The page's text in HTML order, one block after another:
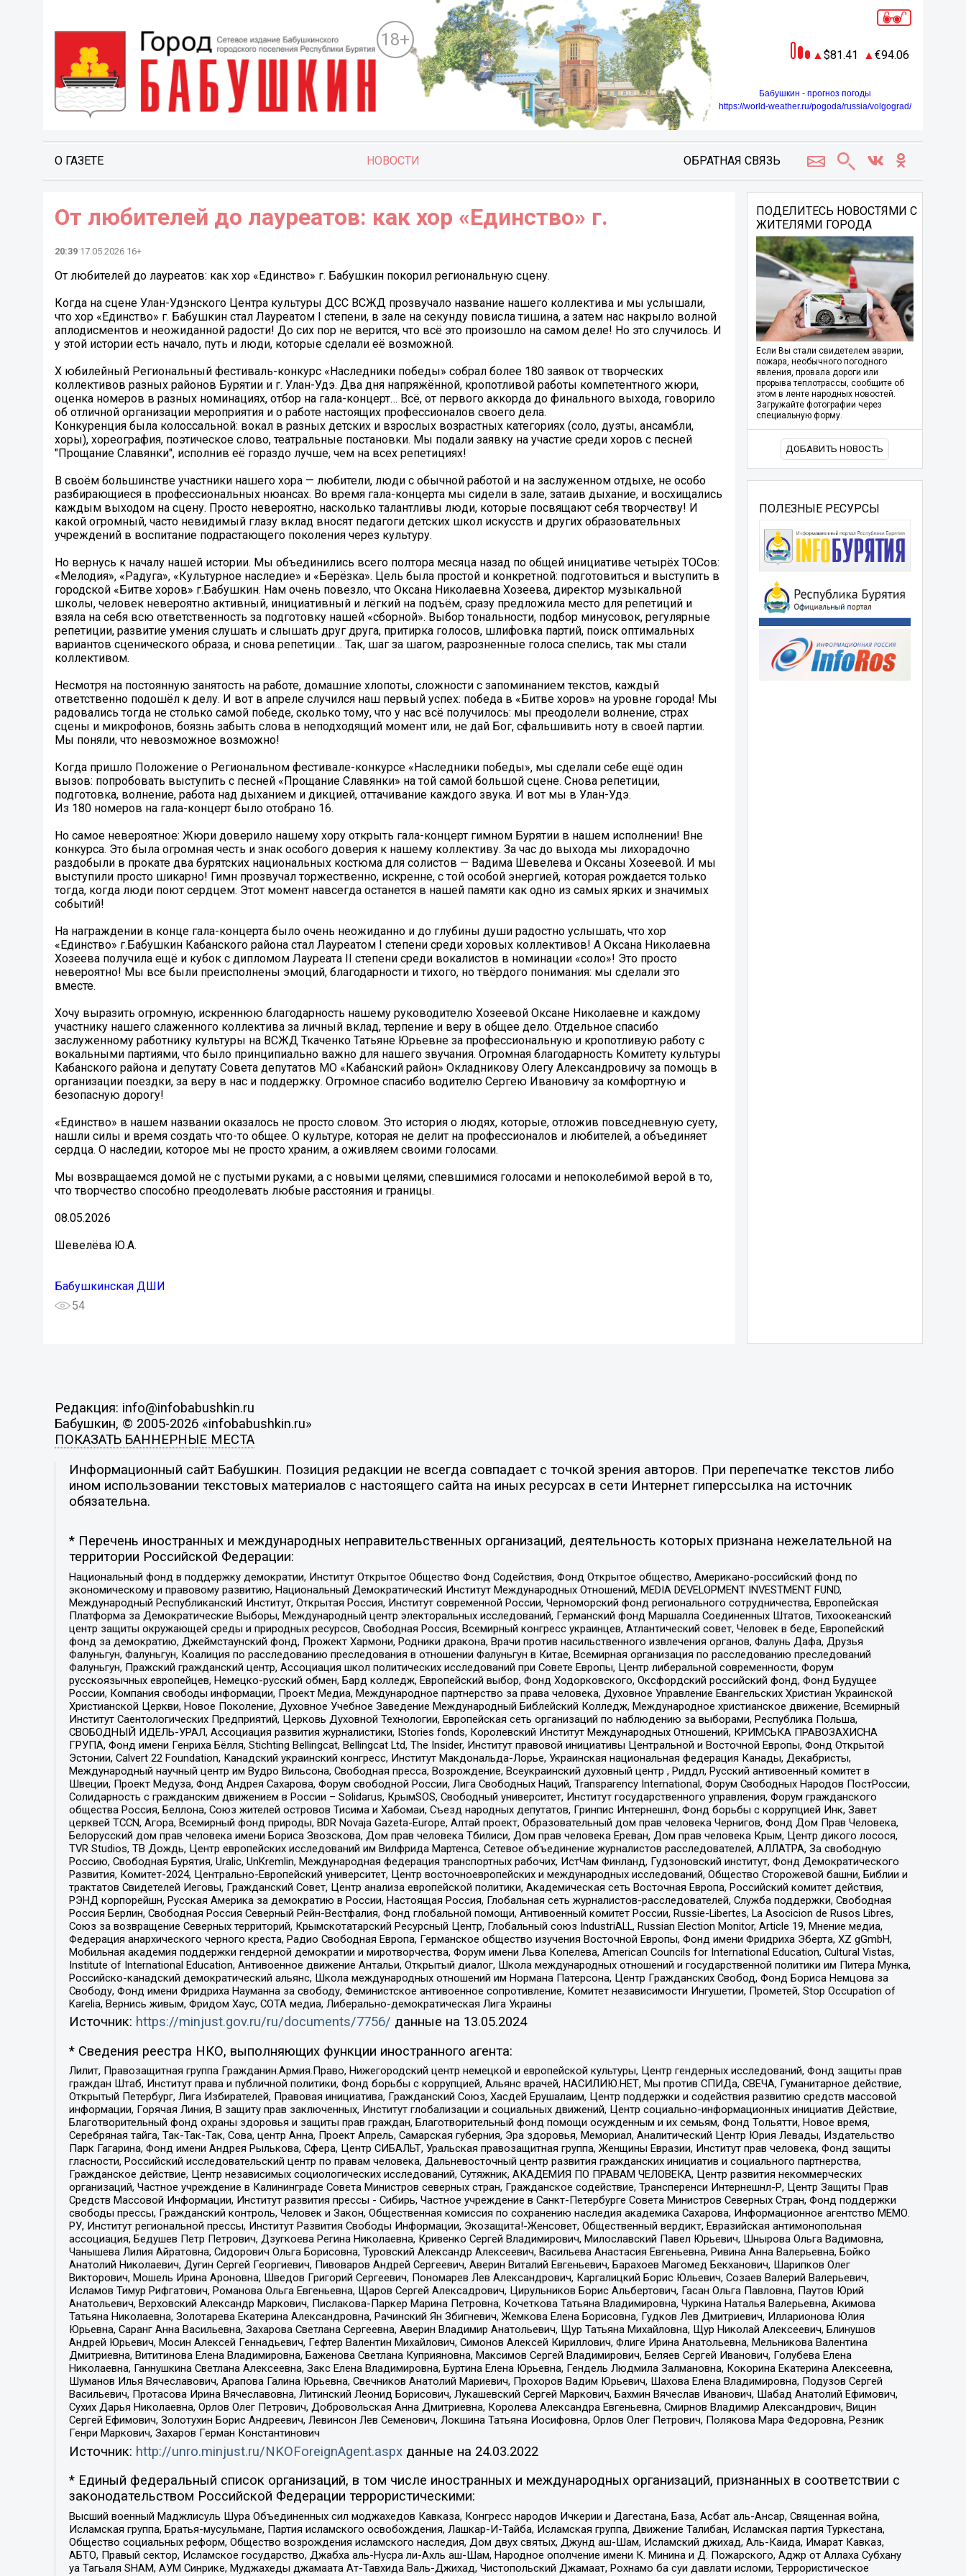
18+
81.41 94.06
Бабушкин - прогноз погоды
https://world-weather.ru/pogoda/russia/volgograd/
О ГАЗЕТЕ НОВОСТИ ОБРАТНАЯ СВЯЗЬ
От любителей до лауреатов: как хор «Единство» г.
20:39 17.05.2026 16+
От любителей до лауреатов: как хор «Единство» г. Бабушкин покорил региональную сцену.
Когда на сцене Улан-Удэнского Центра культуры ДСС ВСЖД прозвучало название нашего коллектива и мы услышали,
что хор «Единство» г. Бабушкин стал Лауреатом I степени, в зале на секунду повисла тишина, а затем нас накрыло волной
аплодисментов и неожиданной радости! До сих пор не верится, что всё это произошло на самом деле! Но это случилось. И
у этой истории есть начало, путь и люди, которые сделали её возможной.
X юбилейный Региональный фестиваль-конкурс «Наследники победы» собрал более 180 заявок от творческих
коллективов разных районов Бурятии и г. Улан-Удэ. Два дня напряжённой, кропотливой работы компетентного жюри,
оценка номеров в разных номинациях, отбор на гала-концерт… Всё, от первого аккорда до финального выхода, говорило
об отличной организации мероприятия и о работе настоящих профессионалов своего дела.
Конкуренция была колоссальной: вокал в разных детских и взрослых возрастных категориях (соло, дуэты, ансамбли,
хоры), хореография, поэтическое слово, театральные постановки. Мы подали заявку на участие среди хоров с песней
"Прощание Славянки", исполнив её гораздо лучше, чем на всех репетициях!
В своём большинстве участники нашего хора — любители, люди с обычной работой и на заслуженном отдыхе, не особо
разбирающиеся в профессиональных нюансах. Во время гала-концерта мы сидели в зале, затаив дыхание, и восхищались
каждым выходом на сцену. Просто невероятно, насколько талантливы люди, которые посвящают себя творчеству! И
какой огромный, часто невидимый глазу вклад вносят педагоги детских школ искусств и других образовательных
учреждений в воспитание подрастающего поколения через культуру.
Но вернусь к началу нашей истории. Мы объединились всего полтора месяца назад по общей инициативе четырёх ТОСов:
«Мелодия», «Радуга», «Культурное наследие» и «Берёзка». Цель была простой и конкретной: подготовиться и выступить в
городской «Битве хоров» г.Бабушкин. Нам очень повезло, что Оксана Николаевна Хозеева, директор музыкальной
школы, человек невероятно активный, инициативный и лёгкий на подъём, сразу предложила место для репетиций и
взяла на себя всю ответственность за подготовку нашей «сборной». Выбор тональности, подбор минусовок, регулярные
репетиции, развитие умения слушать и слышать друг друга, притирка голосов, шлифовка партий, поиск оптимальных
вариантов сценического образа, и снова репетиции… Так, шаг за шагом, разрозненные голоса спелись, так мы стали
коллективом.
Несмотря на постоянную занятость на работе, домашние хлопоты, сложности с запоминанием текстов, каждый
ответственно подошёл к делу. И вот в апреле случился наш первый успех: победа в «Битве хоров» на уровне города! Мы
радовались тогда не столько самой победе, сколько тому, что у нас всё получилось: мы преодолели волнение, страх
сцены и микрофонов, боязнь забыть слова в неподходящий момент или, не дай Бог, сфальшивить ноту в своей партии.
Мы поняли, что невозможное возможно!
Когда пришло Положение о Региональном фестивале-конкурсе «Наследники победы», мы сделали себе ещё один
вызов: попробовать выступить с песней «Прощание Славянки» на той самой большой сцене. Снова репетиции,
подготовка, волнение, работа над дыханием и дикцией, оттачивание каждого звука. И вот мы в Улан-Удэ.
Из 180 номеров на гала-концерт было отобрано 16.
Но самое невероятное: Жюри доверило нашему хору открыть гала-концерт гимном Бурятии в нашем исполнении! Вне
конкурса. Это была огромная честь и знак особого доверия к нашему коллективу. За час до выхода мы лихорадочно
раздобыли в прокате два бурятских национальных костюма для солистов — Вадима Шевелева и Оксаны Хозеевой. И мы
выступили просто шикарно! Гимн прозвучал торжественно, искренне, с той особой энергией, которая рождается только
тогда, когда люди поют сердцем. Этот момент навсегда останется в нашей памяти как одно из самых ярких и значимых
событий!
На награждении в конце гала-концерта было очень неожиданно и до глубины души радостно услышать, что хор
«Единство» г.Бабушкин Кабанского района стал Лауреатом I степени среди хоровых коллективов! А Оксана Николаевна
Хозеева получила ещё и кубок с дипломом Лауреата II степени среди вокалистов в номинации «соло»! Это просто
невероятно! Мы все были преисполнены эмоций, благодарности и тихого, но твёрдого понимания: мы сделали это
вместе.
Хочу выразить огромную, искреннюю благодарность нашему руководителю Хозеевой Оксане Николаевне и каждому
участнику нашего слаженного коллектива за личный вклад, терпение и веру в общее дело. Отдельное спасибо
заслуженному работнику культуры на ВСЖД Ткаченко Татьяне Юрьевне за профессиональную и кропотливую работу с
вокальными партиями, что было принципиально важно для нашего звучания. Огромная благодарность Комитету культуры
Кабанского района и депутату Совета депутатов МО «Кабанский район» Окладникову Олегу Александровичу за помощь в
организации поездки, за веру в нас и поддержку. Огромное спасибо водителю Сергею Ивановичу за комфортную и
безопасную дорогу!
«Единство» в нашем названии оказалось не просто словом. Это история о людях, которые, отложив повседневную суету,
нашли силы и время создать что-то общее. О культуре, которая не делит на профессионалов и любителей, а объединяет
сердца. О наследии, которое мы не просто храним, а оживляем своими голосами.
Мы возвращаемся домой не с пустыми руками, а с новыми целями, спевшимися голосами и непоколебимой верой в то,
что творчество способно преодолевать любые расстояния и границы.
08.05.2026
Шевелёва Ю.А.
Бабушкинская ДШИ
54
ПОДЕЛИТЕСЬ НОВОСТЯМИ С
ЖИТЕЛЯМИ ГОРОДА
Если Вы стали свидетелем аварии,
пожара, необычного погодного
явления, провала дороги или
прорыва теплотрассы, сообщите об
этом в ленте народных новостей.
Загружайте фотографии через
специальную форму.
ДОБАВИТЬ НОВОСТЬ
ПОЛЕЗНЫЕ РЕСУРСЫ
Редакция: info@infobabushkin.ru
Бабушкин, © 2005-2026 «infobabushkin.ru»
ПОКАЗАТЬ БАННЕРНЫЕ МЕСТА
Информационный сайт Бабушкин. Позиция редакции не всегда совпадает с точкой зрения авторов. При перепечатке текстов либо
ином использовании текстовых материалов с настоящего сайта на иных ресурсах в сети Интернет гиперссылка на источник
обязательна.
* Перечень иностранных и международных неправительственных организаций, деятельность которых признана нежелательной на
территории Российской Федерации:
Национальный фонд в поддержку демократии, Институт Открытое Общество Фонд Содействия, Фонд Открытое общество, Американо-российский фонд по
экономическому и правовому развитию, Национальный Демократический Институт Международных Отношений, MEDIA DEVELOPMENT INVESTMENT FUND,
Международный Республиканский Институт, Открытая Россия, Институт современной России, Черноморский фонд регионального сотрудничества, Европейская
Платформа за Демократические Выборы, Международный центр электоральных исследований, Германский фонд Маршалла Соединенных Штатов, Тихоокеанский
центр защиты окружающей среды и природных ресурсов, Свободная Россия, Всемирный конгресс украинцев, Атлантический совет, Человек в беде, Европейский
фонд за демократию, Джеймстаунский фонд, Прожект Хармони, Родники дракона, Врачи против насильственного извлечения органов, Фалунь Дафа, Друзья
Фалуньгун, Фалуньгун, Коалиция по расследованию преследования в отношении Фалуньгун в Китае, Всемирная организация по расследованию преследований
Фалуньгун, Пражский гражданский центр, Ассоциация школ политических исследований при Совете Европы, Центр либеральной современности, Форум
русскоязычных европейцев, Немецко-русский обмен, Бард колледж, Европейский выбор, Фонд Ходорковского, Оксфордский российский фонд, Фонд Будущее
России, Компания свободы информации, Проект Медиа, Международное партнерство за права человека, Духовное Управление Евангельских Христиан Украинской
Христианской Церкви, Новое Поколение, Духовное Учебное Заведение Международный Библейский Колледж, Международное христианское движение, Всемирный
Институт Саентологических Предприятий, Церковь Духовной Технологии, Европейская сеть организаций по наблюдению за выборами, Республика Польша,
СВОБОДНЫЙ ИДЕЛЬ-УРАЛ, Ассоциация развития журналистики, IStories fonds, Королевский Институт Международных Отношений, КРИМСЬКА ПРАВОЗАХИСНА
ГРУПА, Фонд имени Генриха Бёлля, Stichting Bellingcat, Bellingcat Ltd, The Insider, Институт правовой инициативы Центральной и Восточной Европы, Фонд Открытой
Эстонии, Calvert 22 Foundation, Канадский украинский конгресс, Институт Макдональда-Лорье, Украинская национальная федерация Канады, Декабристы,
Международный научный центр им Вудро Вильсона, Свободная пресса, Возрождение, Всеукраинский духовный центр , Риддл, Русский антивоенный комитет в
Швеции, Проект Медуза, Фонд Андрея Сахарова, Форум свободной России, Лига Свободных Наций, Transparеncy International, Форум Свободных Народов ПостРоссии,
Солидарность с гражданским движением в России – Solidarus, КрымSOS, Свободный университет, Институт государственного управления, Форум гражданского
общества Россия, Беллона, Союз жителей островов Тисима и Хабомаи, Съезд народных депутатов, Гринпис Интернешнл, Фонд борьбы с коррупцией Инк, Завет
церквей TCCN, Агора, Всемирный фонд природы, BDR Novaja Gazeta-Europe, Алтай проект, Образовательный дом прав человека Чернигов, Фонд Дом Прав Человека,
Белорусский дом прав человека имени Бориса Звозскова, Дом прав человека Тбилиси, Дом прав человека Ереван, Дом прав человека Крым, Центр дикого лосося,
TVR Studios, ТВ Дождь, Центр европейских исследований им Вилфрида Мартенса, Сетевое объединение журналистов расследователей, АЛЛАТРА, За свободную
Россию, Свободная Бурятия, Uralic, UnKremlin, Международная федерация транспортных рабочих, ИстЧам Финланд, Гудзоновский институт, Фонд Демократического
Развития, Комитет-2024, Центрально-Европейский университет, Центр восточноевропейских и международных исследований, Общество Сторожевой башни, Библии и
трактатов Свидетелей Иеговы, Гражданский Совет, Центр анализа европейской политики, Академическая сеть Восточная Европа, Российский комитет действия,
РЭНД корпорейшн, Русская Америка за демократию в России, Настоящая Россия, Глобальная сеть журналистов-расследователей, Служба поддержки, Свободная
Россия Берлин, Свободная Россия Северный Рейн-Вестфалия, Фонд глобальной помощи, Антивоенный комитет России, Russie-Libertes, La Asocicion de Rusos Libres,
Союз за возвращение Северных территорий, Крымскотатарский Ресурсный Центр, Глобальный союз IndustriALL, Russian Election Monitor, Article 19, Мнение медиа,
Федерация анархического черного креста, Радио Свободная Европа, Германское общество изучения Восточной Европы, Фонд имени Фридриха Эберта, XZ gGmbH,
Мобильная академия поддержки гендерной демократии и миротворчества, Форум имени Льва Копелева, American Councils for International Education, Cultural Vistas,
Institute of International Education, Антивоенное движение Антальи, Открытый диалог, Школа международных отношений и государственной политики им Питера Мунка,
Российско-канадский демократический альянс, Школа международных отношений им Нормана Патерсона, Центр Гражданских Свобод, Фонд Бориса Немцова за
Свободу, Фонд имени Фридриха Науманна за свободу, Феминистское антивоенное сопротивление, Комитет независимости Ингушетии, Прометей, Stop Occupation of
Karelia, Вернись живым, Фридом Хаус, СОТА медиа, Либерально-демократическая Лига Украины
Источник: https://minjust.gov.ru/ru/documents/7756/ данные на 13.05.2024
* Сведения реестра НКО, выполняющих функции иностранного агента:
Лилит, Правозащитная группа Гражданин.Армия.Право, Нижегородский центр немецкой и европейской культуры, Центр гендерных исследований, Фонд защиты прав
граждан Штаб, Институт права и публичной политики, Фонд борьбы с коррупцией, Альянс врачей, НАСИЛИЮ.НЕТ, Мы против СПИДа, СВЕЧА, Гуманитарное действие,
Открытый Петербург, Лига Избирателей, Правовая инициатива, Гражданский Союз, Хасдей Ерушалаим, Центр поддержки и содействия развитию средств массовой
информации, Горячая Линия, В защиту прав заключенных, Институт глобализации и социальных движений, Центр социально-информационных инициатив Действие,
Благотворительный фонд охраны здоровья и защиты прав граждан, Благотворительный фонд помощи осужденным и их семьям, Фонд Тольятти, Новое время,
Серебряная тайга, Так-Так-Так, Сова, центр Анна, Проект Апрель, Самарская губерния, Эра здоровья, Мемориал, Аналитический Центр Юрия Левады, Издательство
Парк Гагарина, Фонд имени Андрея Рылькова, Сфера, Центр СИБАЛЬТ, Уральская правозащитная группа, Женщины Евразии, Институт прав человека, Фонд защиты
гласности, Российский исследовательский центр по правам человека, Дальневосточный центр развития гражданских инициатив и социального партнерства,
Гражданское действие, Центр независимых социологических исследований, Сутяжник, АКАДЕМИЯ ПО ПРАВАМ ЧЕЛОВЕКА, Центр развития некоммерческих
организаций, Частное учреждение в Калининграде Совета Министров северных стран, Гражданское содействие, Трансперенси Интернешнл-Р, Центр Защиты Прав
Средств Массовой Информации, Институт развития прессы - Сибирь, Частное учреждение в Санкт-Петербурге Совета Министров Северных Стран, Фонд поддержки
свободы прессы, Гражданский контроль, Человек и Закон, Общественная комиссия по сохранению наследия академика Сахарова, Информационное агентство МЕМО.
РУ, Институт региональной прессы, Институт Развития Свободы Информации, Экозащита!-Женсовет, Общественный вердикт, Евразийская антимонопольная
ассоциация, Бедушев Петр Петрович, Дзугкоева Регина Николаевна, Кривенко Сергей Владимирович, Милославский Павел Юрьевич, Шнырова Ольга Вадимовна,
Чанышева Лилия Айратовна, Сидорович Ольга Борисовна, Туровский Александр Алексеевич, Васильева Анастасия Евгеньевна, Ривина Анна Валерьевна, Бойко
Анатолий Николаевич, Дугин Сергей Георгиевич, Пивоваров Андрей Сергеевич, Аверин Виталий Евгеньевич, Барахоев Магомед Бекханович, Шарипков Олег
Викторович, Мошель Ирина Ароновна, Шведов Григорий Сергеевич, Пономарев Лев Александрович, Каргалицкий Борис Юльевич, Созаев Валерий Валерьевич,
Исламов Тимур Рифгатович, Романова Ольга Евгеньевна, Щаров Сергей Алексадрович, Цирульников Борис Альбертович, Гасан Ольга Павловна, Паутов Юрий
Анатольевич, Верховский Александр Маркович, Пислакова-Паркер Марина Петровна, Кочеткова Татьяна Владимировна, Чуркина Наталья Валерьевна, Акимова
Татьяна Николаевна, Золотарева Екатерина Александровна, Рачинский Ян Збигневич, Жемкова Елена Борисовна, Гудков Лев Дмитриевич, Илларионова Юлия
Юрьевна, Саранг Анна Васильевна, Захарова Светлана Сергеевна, Аверин Владимир Анатольевич, Щур Татьяна Михайловна, Щур Николай Алексеевич, Блинушов
Андрей Юрьевич, Мосин Алексей Геннадьевич, Гефтер Валентин Михайлович, Симонов Алексей Кириллович, Флиге Ирина Анатольевна, Мельникова Валентина
Дмитриевна, Вититинова Елена Владимировна, Баженова Светлана Куприяновна, Максимов Сергей Владимирович, Беляев Сергей Иванович, Голубева Елена
Николаевна, Ганнушкина Светлана Алексеевна, Закс Елена Владимировна, Буртина Елена Юрьевна, Гендель Людмила Залмановна, Кокорина Екатерина Алексеевна,
Шуманов Илья Вячеславович, Арапова Галина Юрьевна, Свечников Анатолий Мариевич, Прохоров Вадим Юрьевич, Шахова Елена Владимировна, Подузов Сергей
Васильевич, Протасова Ирина Вячеславовна, Литинский Леонид Борисович, Лукашевский Сергей Маркович, Бахмин Вячеслав Иванович, Шабад Анатолий Ефимович,
Сухих Дарья Николаевна, Орлов Олег Петрович, Добровольская Анна Дмитриевна, Королева Александра Евгеньевна, Смирнов Владимир Александрович, Вицин
Сергей Ефимович, Золотухин Борис Андреевич, Левинсон Лев Семенович, Локшина Татьяна Иосифовна, Орлов Олег Петрович, Полякова Мара Федоровна, Резник
Генри Маркович, Захаров Герман Константинович
Источник: http://unro.minjust.ru/NKOForeignAgent.aspxданные на 24.03.2022
* Единый федеральный список организаций, в том числе иностранных и международных организаций, признанных в соответствии с
законодательством Российской Федерации террористическими:
Высший военный Маджлисуль Шура Объединенных сил моджахедов Кавказа, Конгресс народов Ичкерии и Дагестана, База, Асбат аль-Ансар, Священная война,
Исламская группа, Братья-мусульмане, Партия исламского освобождения, Лашкар-И-Тайба, Исламская группа, Движение Талибан, Исламская партия Туркестана,
Общество социальных реформ, Общество возрождения исламского наследия, Дом двух святых, Джунд аш-Шам, Исламский джихад, Аль-Каида, Имарат Кавказ,
АБТО, Правый сектор, Исламское государство, Джабха аль-Нусра ли-Ахль аш-Шам, Народное ополчение имени К. Минина и Д. Пожарского, Аджр от Аллаха Субхану
уа Тагьаля SHAM, АУМ Синрике, Муджахеды джамаата Ат-Тавхида Валь-Джихад, Чистопольский Джамаат, Рохнамо ба суи давлати исломи, Террористическое